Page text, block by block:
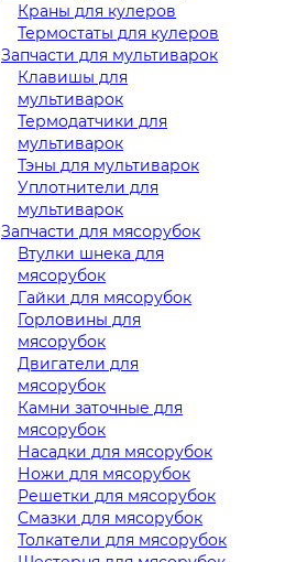
Краны для кулеров
Термостаты для кулеров
Запчасти для мультиварок
Клавишы для
мультиварок
Термодатчики для
мультиварок
Тэны для мультиварок
Уплотнители для
мультиварок
Запчасти для мясорубок
Втулки шнека для
мясорубок
Гайки для мясорубок
Горловины для
мясорубок
Двигатели для
мясорубок
Камни заточные для
мясорубок
Насадки для мясорубок
Ножи для мясорубок
Решетки для мясорубок
Смазки для мясорубок
Толкатели для мясорубок